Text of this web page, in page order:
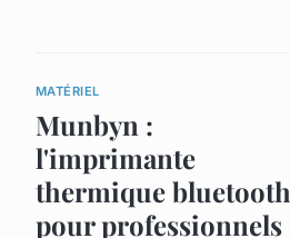
MATÉRIEL
Munbyn :
l'imprimante
thermique bluetooth
pour professionnels